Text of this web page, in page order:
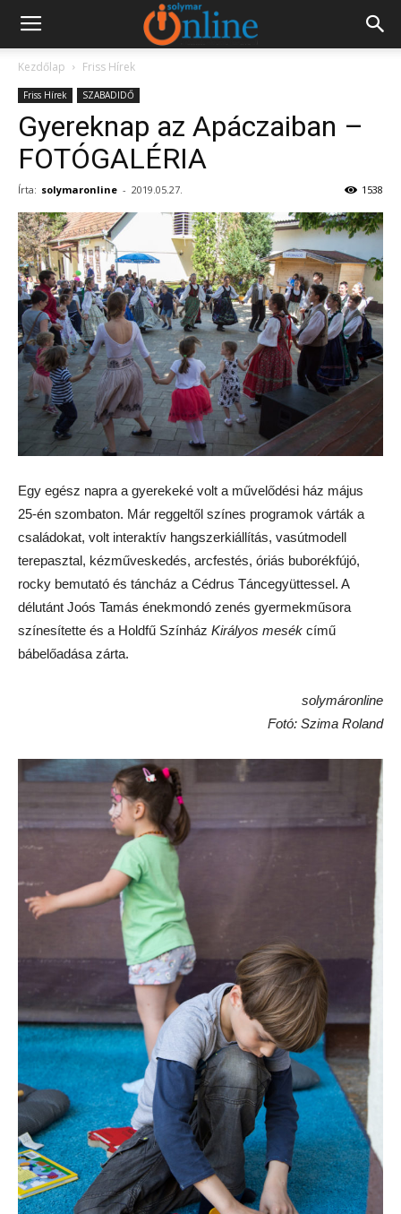
Kezdőlap Friss Hírek
Friss Hírek SZABADIDŐ
Gyereknap az Apáczaiban –
FOTÓGALÉRIA
Írta: solymaronline - 2019.05.27. 1538
Egy egész napra a gyerekeké volt a művelődési ház május
25-én szombaton. Már reggeltől színes programok várták a
családokat, volt interaktív hangszerkiállítás, vasútmodell
terepasztal, kézműveskedés, arcfestés, óriás buborékfújó,
rocky bemutató és táncház a Cédrus Táncegyüttessel. A
délutánt Joós Tamás énekmondó zenés gyermekműsora
színesítette és a Holdfű Színház Királyos mesék című
bábelőadása zárta.
solymáronline
Fotó: Szima Roland